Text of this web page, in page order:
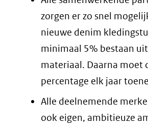
zorgen er zo snel
nieuwe denim
minimaal 5% bestaan
materiaal. Daarna moet
percentage elk jaar
Alle deelnemende
ook eigen, ambitieuze